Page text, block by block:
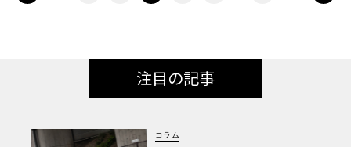
注目の記事
コラム